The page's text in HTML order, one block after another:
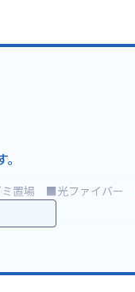
置場 ■光ファイバ